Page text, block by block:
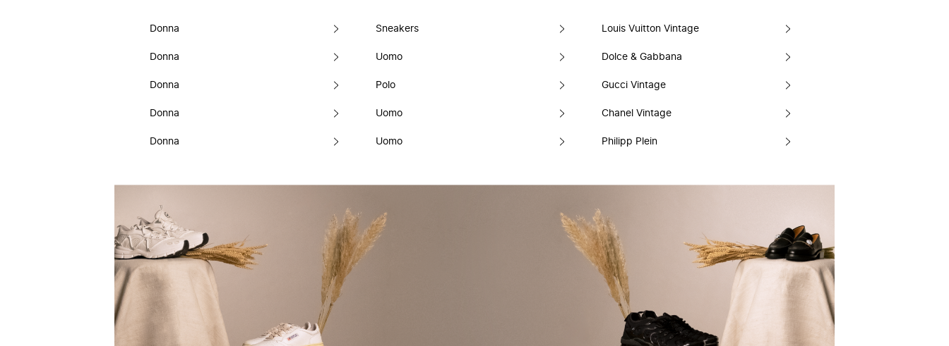
Donna
Donna
Donna
Donna
Donna
Sneakers
Uomo
Polo
Uomo
Uomo
Louis Vuitton Vintage
Dolce & Gabbana
Gucci Vintage
Chanel Vintage
Philipp Plein